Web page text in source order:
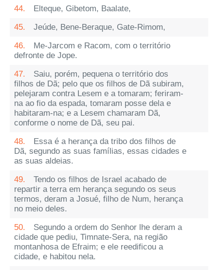
44.
Elteque, Gibetom, Baalate,
45.
Jeúde, Bene-Beraque, Gate-Rimom,
46.
Me-Jarcom e Racom, com o território
defronte de Jope.
47.
Saiu, porém, pequena o território dos
filhos de Dã; pelo que os filhos de Dã subiram,
pelejaram contra Lesem e a tomaram; feriram-
na ao fio da espada, tomaram posse dela e
habitaram-na; e a Lesem chamaram Dã,
conforme o nome de Dã, seu pai.
48.
Essa é a herança da tribo dos filhos de
Dã, segundo as suas famílias, essas cidades e
as suas aldeias.
49.
Tendo os filhos de Israel acabado de
repartir a terra em herança segundo os seus
termos, deram a Josué, filho de Num, herança
no meio deles.
50.
Segundo a ordem do Senhor lhe deram a
cidade que pediu, Timnate-Sera, na região
montanhosa de Efraim; e ele reedificou a
cidade, e habitou nela.